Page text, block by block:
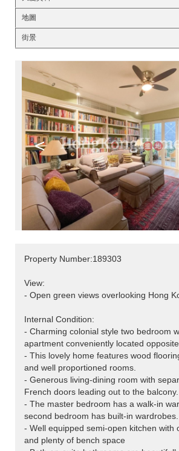
地圖
街景
<
Property Number:189303
View:
- Open green views overlooking Hong
Internal Condition:
- Charming colonial style two bedroom
apartment conveniently located
- This lovely home features wood
and well proportioned rooms.
- Generous living-dining room with
French doors leading out to the balcony.
- The master bedroom has a walk-in
second bedroom has built-in wardrobes.
- Well equipped semi-open kitchen with
and plenty of bench space